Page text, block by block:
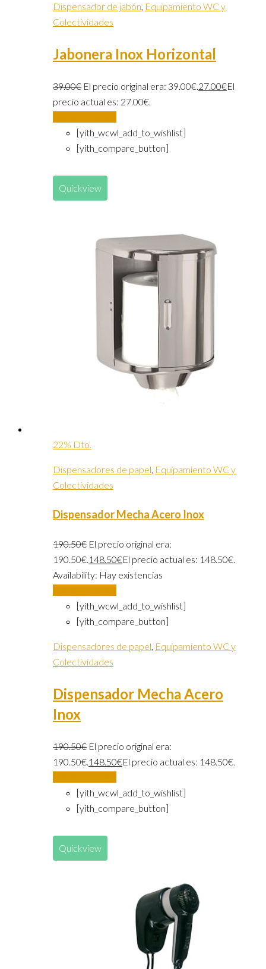
Dispensador de jabón, Equipamiento WC y
Colectividades
Jabonera Inox Horizontal
39.00€ El precio original era: 39.00€.27.00€El
precio actual es: 27.00€.
[yith_wcwl_add_to_wishlist]
[yith_compare_button]
Quickview
22% Dto.
Dispensadores de papel, Equipamiento WC y
Colectividades
Dispensador Mecha Acero Inox
190.50€ El precio original era:
190.50€.148.50€El precio actual es: 148.50€.
Availability: Hay existencias
[yith_wcwl_add_to_wishlist]
[yith_compare_button]
Dispensadores de papel, Equipamiento WC y
Colectividades
Dispensador Mecha Acero
Inox
190.50€ El precio original era:
190.50€.148.50€El precio actual es: 148.50€.
[yith_wcwl_add_to_wishlist]
[yith_compare_button]
Quickview